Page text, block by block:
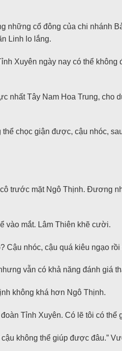
những cổ đông của chi nhánh
Linh lo lắng.
Xuyên ngày nay có thể
nhất Tây Nam Hoa Trung, cho
chọc giận được, cậu nhóc,
trước mặt Ngô Thịnh. Đương
vào mắt. Lâm Thiên khẽ cười.
Cậu nhóc, cậu quá kiêu ngạo
vẫn có khả năng đánh giá
không khá hơn Ngô Thịnh.
Tỉnh Xuyên. Có lẽ tôi có
không thể giúp được đâu.”